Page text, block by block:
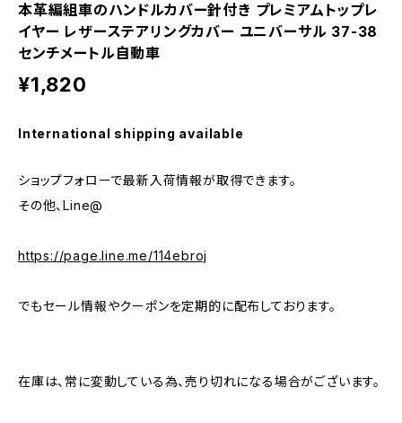
本革編組車のハンドルカバー針付き プレミアムトップレ
イヤー レザーステアリングカバー ユニバーサル 37-38
センチメートル自動車
¥1,820
International shipping available
ショップフォローで最新入荷情報が取得できます。
その他、Line@
https://page.line.me/114ebroj
でもセール情報やクーポンを定期的に配布しております。
在庫は、常に変動している為、売り切れになる場合がございます。